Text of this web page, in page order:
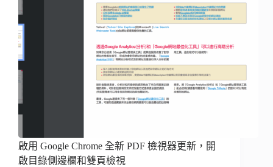
啟用 Google Chrome 全新 PDF 檢視器更新，開
啟目錄側邊欄和雙頁檢視